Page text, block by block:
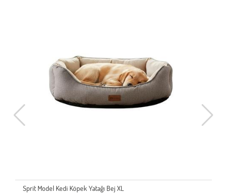
Sprit Model Kedi Köpek Yatağı Bej XL